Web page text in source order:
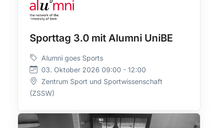
Sporttag 3.0 mit Alumni UniBE
Alumni goes Sports
03. Oktober 2026 09:00 - 12:00
Zentrum Sport und Sportwissenschaft
(ZSSW)